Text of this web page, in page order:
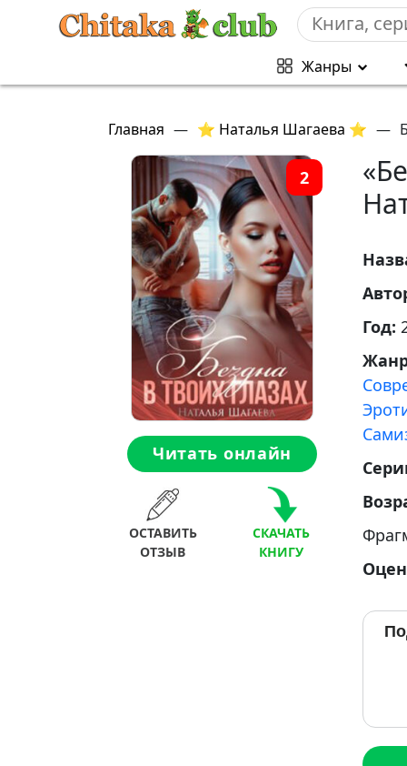
Жанры
Главная — ⭐ Наталья Шагаева ⭐ —
2
Читать онлайн
ОСТАВИТЬ
ОТЗЫВ
СКАЧАТЬ
КНИГУ
Год: